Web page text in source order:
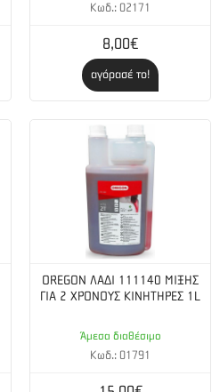
Κωδ.: 02171
8,00€
αγόρασέ το!
OREGON ΛΑΔΙ 111140 ΜΙΞΗΣ
ΓΙΑ 2 ΧΡΟΝΟΥΣ ΚΙΝΗΤΗΡΕΣ 1L
Άμεσα διαθέσιμο
Κωδ.: 01791